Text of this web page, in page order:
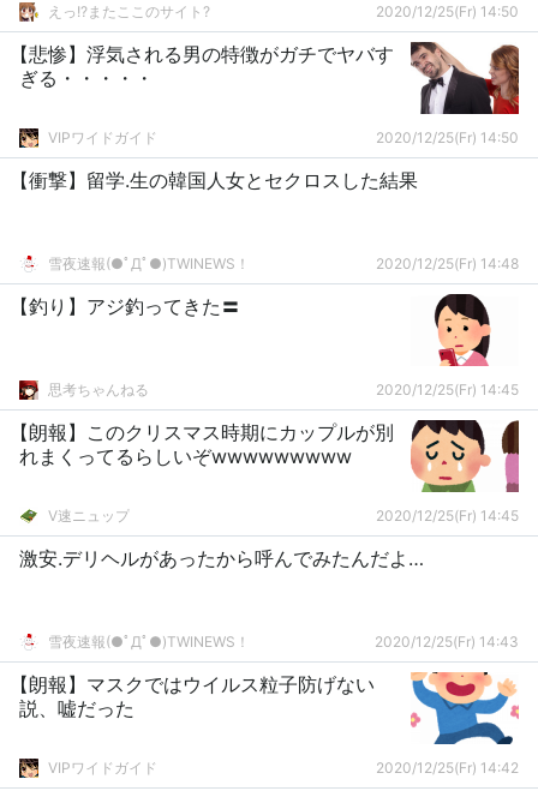
えっ!?またここのサイト? 2020/12/25(Fr) 14:50
【悲惨】浮気される男の特徴がガチでヤバす
ぎる・・・・・
VIPワイドガイド 2020/12/25(Fr) 14:50
【衝撃】留学.生の韓国人女とセクロスした結果
雪夜速報(●ﾟДﾟ●)TWINEWS！ 2020/12/25(Fr) 14:48
【釣り】アジ釣ってきた〓
思考ちゃんねる 2020/12/25(Fr) 14:45
【朗報】このクリスマス時期にカップルが別
れまくってるらしいぞwwwwwwwww
V速ニュップ 2020/12/25(Fr) 14:45
激安.デリヘルがあったから呼んでみたんだよ…
雪夜速報(●ﾟДﾟ●)TWINEWS！ 2020/12/25(Fr) 14:43
【朗報】マスクではウイルス粒子防げない
説、嘘だった
VIPワイドガイド 2020/12/25(Fr) 14:42